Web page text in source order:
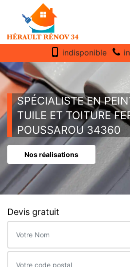
indisponible
SPÉCIALISTE EN
TUILE ET TOITURE
POUSSAROU 34360
Nos réalisations
Devis gratuit